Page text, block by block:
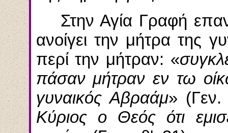
Στην Αγία Γραφή
ανοίγει την μήτρα της
περί την μήτραν: «
πάσαν μήτραν εν τω
γυναικός Αβραάμ» (Γεν.
Κύριος ο Θεός ότι